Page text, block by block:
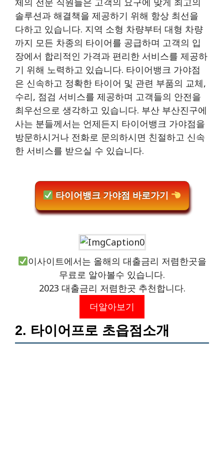
솔루션과 해결책을 제공하기 위해 항상 최선을
다하고 있습니다. 지역 소형 차량부터 대형 차량
까지 모든 차종의 타이어를 공급하며 고객의 입
장에서 합리적인 가격과 편리한 서비스를 제공하
기 위해 노력하고 있습니다. 타이어뱅크 가야점
은 신속하고 정확한 타이어 및 관련 부품의 교체,
수리, 점검 서비스를 제공하며 고객들의 안전을
최우선으로 생각하고 있습니다. 부산 부산진구에
사는 분들께서는 언제든지 타이어뱅크 가야점을
방문하시거나 전화로 문의하시면 친절하고 신속
한 서비스를 받으실 수 있습니다.
타이어뱅크 가야점 바로가기
이사이트에서는 올해의 대출금리 저렴한곳을
무료로 알아볼수 있습니다.
2023 대출금리 저렴한곳 추천합니다.
더알아보기
2. 타이어프로 초읍점소개